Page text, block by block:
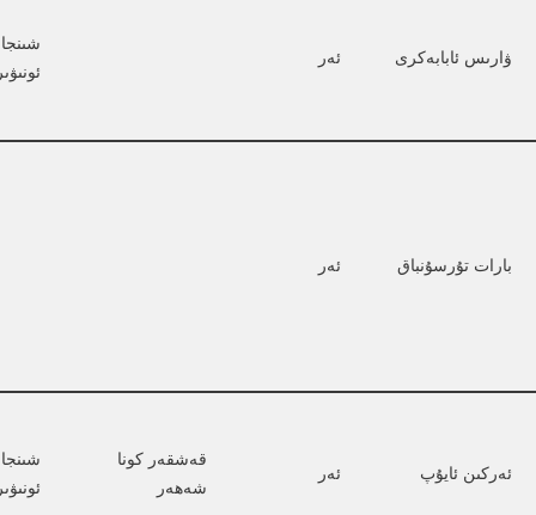
ۋارىس ئابابەكرى ئەر
بارات تۇرسۇنباق ئەر
ئەركىن ئايۇپ ئەر
قەشقەر كونا
شەھەر